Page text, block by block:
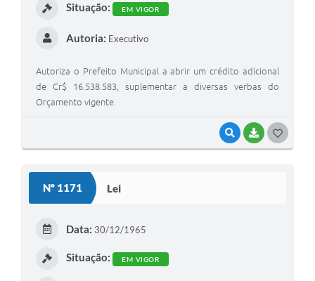
VISUALIZAR
BAIXAR
Situação: EM VIGOR
Autoria: Executivo
Autoriza o Prefeito Municipal a abrir um crédito adicional
de Cr$ 16.538.583, suplementar a diversas verbas do
Orçamento vigente.
Nº 1171 Lei
Data: 30/12/1965
Situação: EM VIGOR